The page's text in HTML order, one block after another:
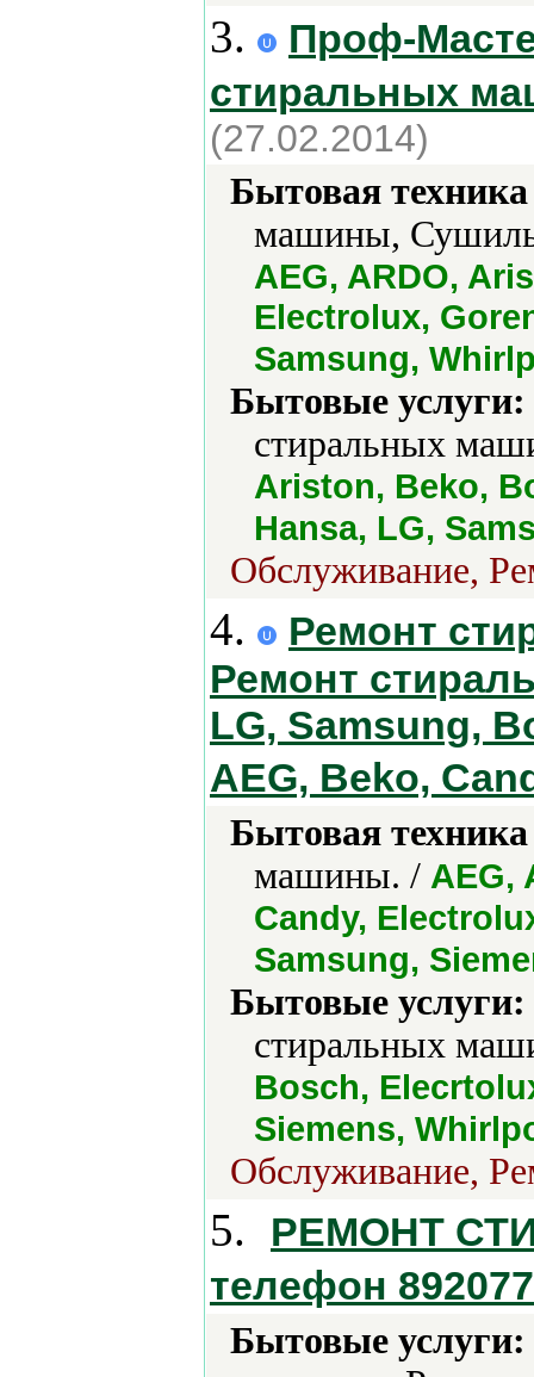
3.
Проф-
стиральных
(27.02.2014)
Бытовая
машины,
AEG, ARDO,
Electrolux,
Samsung,
Бытовые услуги:
стиральных
Ariston, Beko,
Hansa, LG,
Обслуживание,
4.
Ремонт
Ремонт
LG, Samsung,
AEG, Beko,
Бытовая
машины. / AEG,
Candy,
Samsung,
Бытовые услуги:
стиральных
Bosch,
Siemens,
Обслуживание,
5.
РЕМОНТ
телефон
Бытовые услуги: